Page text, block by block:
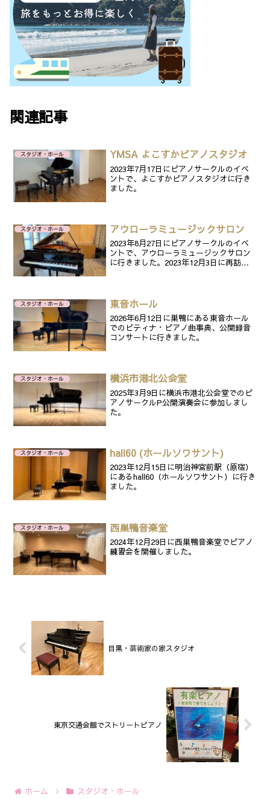
関連記事
スタジオ・ホール YMSA よこすかピアノスタジオ
2023年7月17日にピアノサークルのイベ
ントで、よこすかピアノスタジオに行き
ました。
スタジオ・ホール アウローラミュージックサロン
2023年8月27日にピアノサークルのイベ
ントで、アウローラミュージックサロン
に行きました。2023年12月3日に再訪問
スタジオ・ホール 東音ホール
2026年6月12日に巣鴨にある東音ホール
でのピティナ・ピアノ曲事典、公開録音
コンサートに行きました。
スタジオ・ホール 横浜市港北公会堂
2025年3月9日に横浜市港北公会堂でのピ
アノサークルP公開演奏会に参加しまし
た。
スタジオ・ホール hall60 (ホールソワサント)
2023年12月15日に明治神宮前駅（原宿）
にあるhall60（ホールソワサント）に行き
ました。
スタジオ・ホール 西巣鴨音楽堂
2024年12月29日に西巣鴨音楽堂でピアノ
練習会を開催しました。
目黒・芸術家の家スタジオ
東京交通会館でストリートピアノ
ホーム スタジオ・ホール